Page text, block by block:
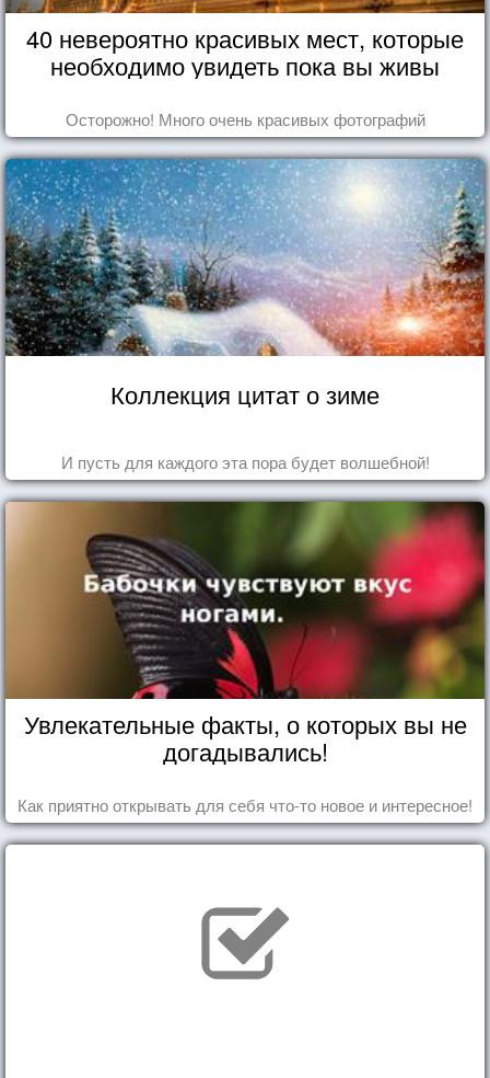
40 невероятно красивых мест, которые
необходимо увидеть пока вы живы
Осторожно! Много очень красивых фотографий
Коллекция цитат о зиме
И пусть для каждого эта пора будет волшебной!
Увлекательные факты, о которых вы не
догадывались!
Как приятно открывать для себя что-то новое и интересное!